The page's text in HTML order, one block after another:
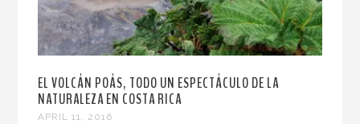
EL VOLCÁN POÁS, TODO UN ESPECTÁCULO DE LA
NATURALEZA EN COSTA RICA
APRIL 11, 2016